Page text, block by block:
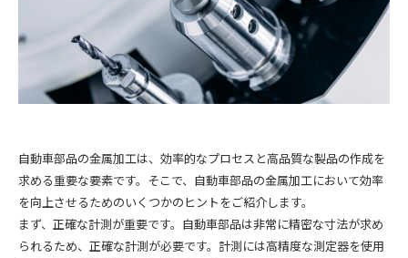
自動車部品の金属加工は、効率的なプロセスと高品質な製品の作成を
求める重要な要素です。そこで、自動車部品の金属加工において効率
を向上させるためのいくつかのヒントをご紹介します。
まず、正確な計測が重要です。自動車部品は非常に精密な寸法が求め
られるため、正確な計測が必要です。計測には高精度な測定器を使用